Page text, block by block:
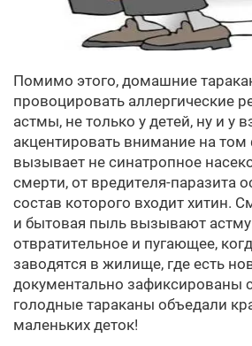
Помимо этого, домашние
провоцировать аллергические
астмы, не только у детей, ну и у
акцентировать внимание на том
вызывает не синатропное
смерти, от вредителя-паразита
состав которого входит хитин.
и бытовая пыль вызывают
отвратительное и пугающее,
заводятся в жилище, где есть
документально зафиксированы
голодные тараканы объедали
маленьких деток!